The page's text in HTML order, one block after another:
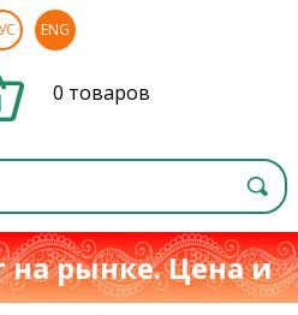
ENG
0 товаров
на рынке. Цена и